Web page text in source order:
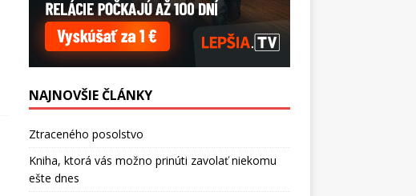
NAJNOVŠIE ČLÁNKY
Ztraceného posolstvo
Kniha, ktorá vás možno prinúti zavolať niekomu
ešte dnes